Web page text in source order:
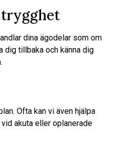
dina ägodelar som om
dig tillbaka och känna dig
Ofta kan vi även hjälpa
akuta eller oplanerade